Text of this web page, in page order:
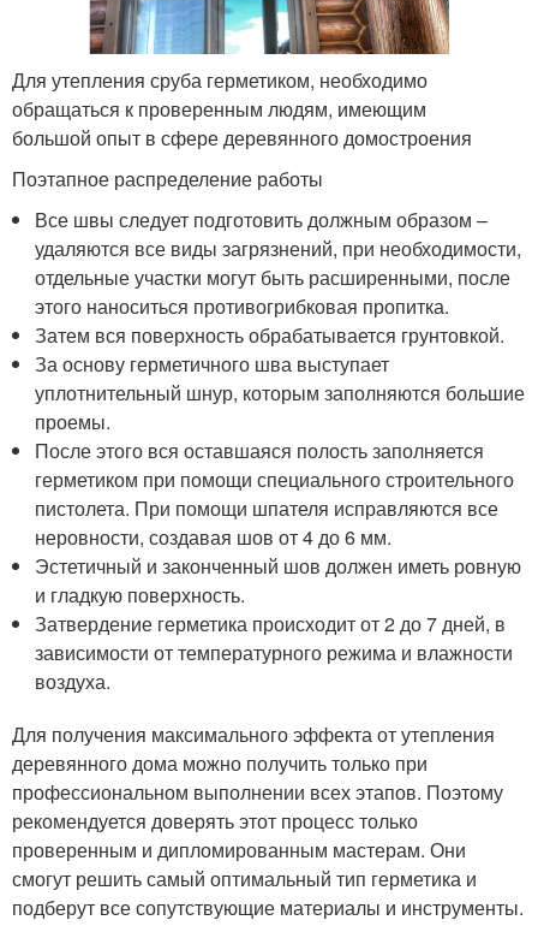
Для утепления сруба герметиком, необходимо
обращаться к проверенным людям, имеющим
большой опыт в сфере деревянного домостроения
Поэтапное распределение работы
Все швы следует подготовить должным образом –
удаляются все виды загрязнений, при необходимости,
отдельные участки могут быть расширенными, после
этого наноситься противогрибковая пропитка.
Затем вся поверхность обрабатывается грунтовкой.
За основу герметичного шва выступает
уплотнительный шнур, которым заполняются большие
проемы.
После этого вся оставшаяся полость заполняется
герметиком при помощи специального строительного
пистолета. При помощи шпателя исправляются все
неровности, создавая шов от 4 до 6 мм.
Эстетичный и законченный шов должен иметь ровную
и гладкую поверхность.
Затвердение герметика происходит от 2 до 7 дней, в
зависимости от температурного режима и влажности
воздуха.
Для получения максимального эффекта от утепления
деревянного дома можно получить только при
профессиональном выполнении всех этапов. Поэтому
рекомендуется доверять этот процесс только
проверенным и дипломированным мастерам. Они
смогут решить самый оптимальный тип герметика и
подберут все сопутствующие материалы и инструменты.